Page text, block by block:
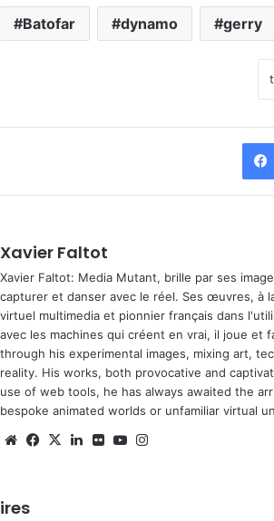
Batofar dynamo gerry
Xavier Faltot
Xavier Faltot: Media Mutant, brille par ses
capturer et danser avec le réel. Ses œuvres, à
virtuel multimedia et pionnier français dans
avec les machines qui créent en vrai, il joue et
through his experimental images, mixing art,
reality. His works, both provocative and
use of web tools, he has always awaited the
bespoke animated worlds or unfamiliar virtual
We Fa
X
Lin Fli Yo